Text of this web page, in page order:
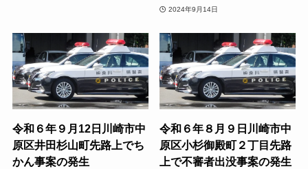
2024年9月14日
令和６年９月12日川崎市中
原区井田杉山町先路上でち
かん事案の発生
令和６年８月９日川崎市中
原区小杉御殿町２丁目先路
上で不審者出没事案の発生